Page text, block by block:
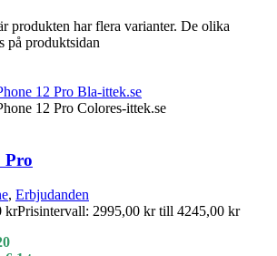
produkten har flera varianter. De olika
på produktsidan
Pro
, Erbjudanden
krPrisintervall: 2995,00 kr till 4245,00 kr